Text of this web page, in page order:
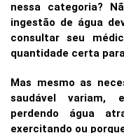
nessa categoria?
ingestão de água
consultar seu
quantidade certa
Mas mesmo as
saudável variam,
perdendo água
exercitando ou